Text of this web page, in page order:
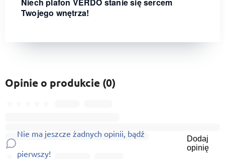
Twojego wnętrza!
Opinie o produkcie (0)
Nie ma jeszcze żadnych opinii, bądź
pierwszy!
Dodaj
opinię